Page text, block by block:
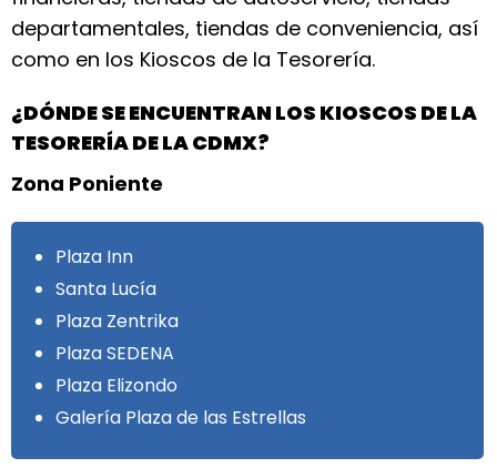
departamentales, tiendas de conveniencia, así
como en los Kioscos de la Tesorería.
¿DÓNDE SE ENCUENTRAN LOS KIOSCOS DE LA
TESORERÍA DE LA CDMX?
Zona Poniente
Plaza Inn
Santa Lucía
Plaza Zentrika
Plaza SEDENA
Plaza Elizondo
Galería Plaza de las Estrellas